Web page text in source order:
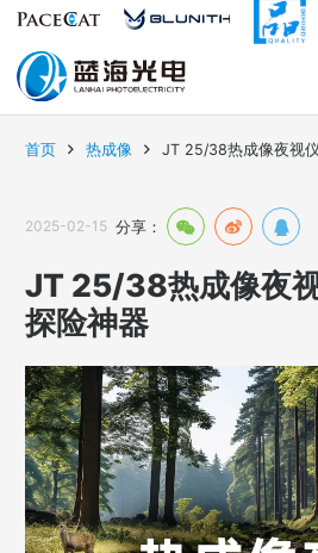
首页 热成像 JT 25/38热成像夜视
2025-02-15 分享：
JT 25/38热成像夜
探险神器